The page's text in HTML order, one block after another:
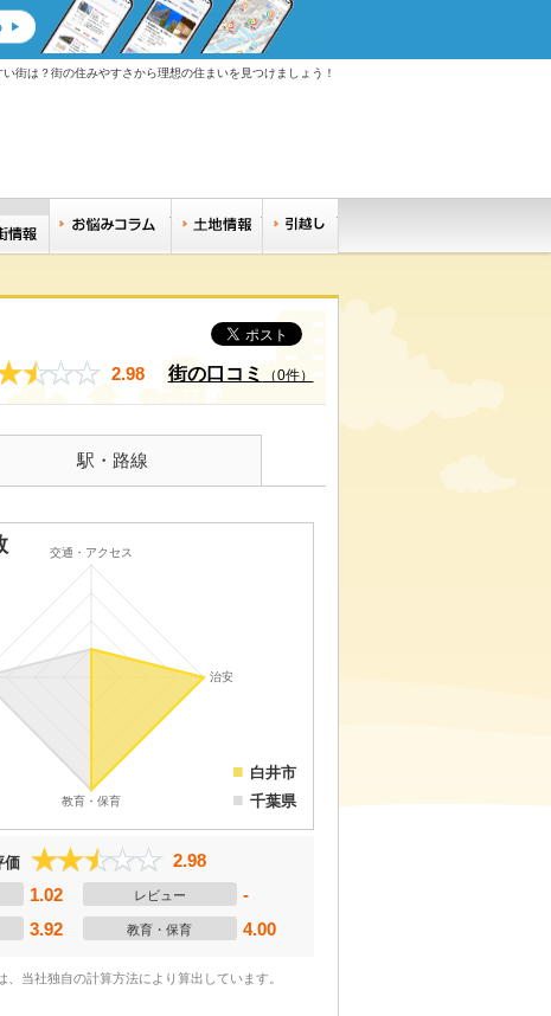
街は？街の住みやすさから理想の住まいを見つけましょう！
ちリサーチ住みやすい街サーチ
2.98 街の口コミ （0件）
駅・路線
白井市
千葉県
価 2.98
1.02 レビュー -
3.92 教育・保育 4.00
当社独自の計算方法により算出しています。